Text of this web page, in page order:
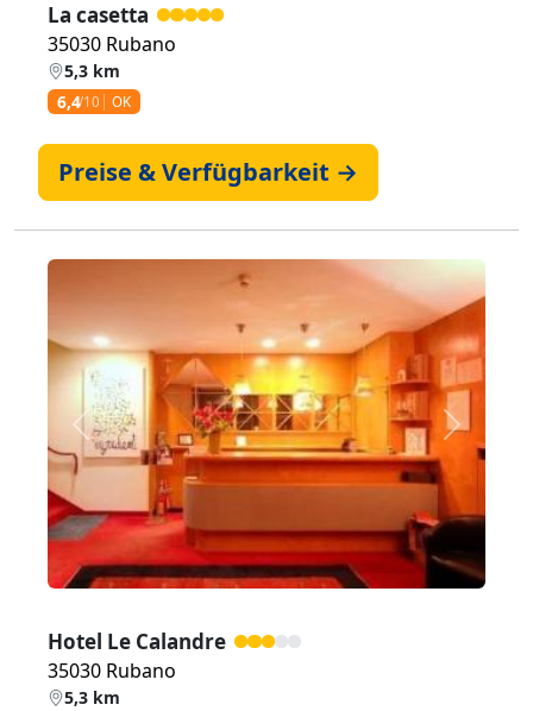
La casetta
35030 Rubano
5,3 km
6,4/10 OK
Preise & Verfügbarkeit →
Zurück Weiter
Hotel Le Calandre
35030 Rubano
5,3 km